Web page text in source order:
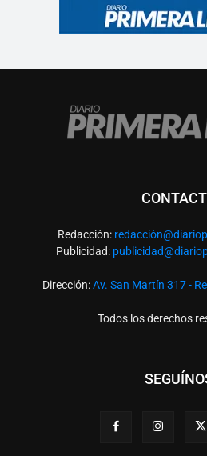
Redacción: redacció
Publicidad:
Dirección:Av. San Martín 317 -
Todos los derechos